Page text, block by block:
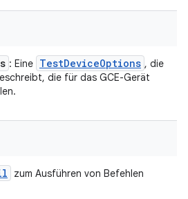
: Eine TestDeviceOptions , die
die für das GCE-Gerät
zum Ausführen von Befehlen